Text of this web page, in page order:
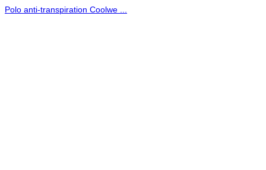
Polo anti-transpiration Coolwe ...